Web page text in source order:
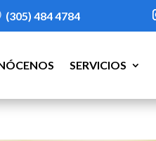
(305) 484 4784
SERVICIOS